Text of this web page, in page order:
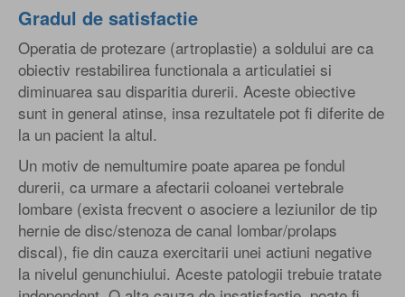
Gradul de satisfactie
Operatia de protezare (artroplastie) a soldului are ca
obiectiv restabilirea functionala a articulatiei si
diminuarea sau disparitia durerii. Aceste obiective
sunt in general atinse, insa rezultatele pot fi diferite de
la un pacient la altul.
Un motiv de nemultumire poate aparea pe fondul
durerii, ca urmare a afectarii coloanei vertebrale
lombare (exista frecvent o asociere a leziunilor de tip
hernie de disc/stenoza de canal lombar/prolaps
discal), fie din cauza exercitarii unei actiuni negative
la nivelul genunchiului. Aceste patologii trebuie tratate